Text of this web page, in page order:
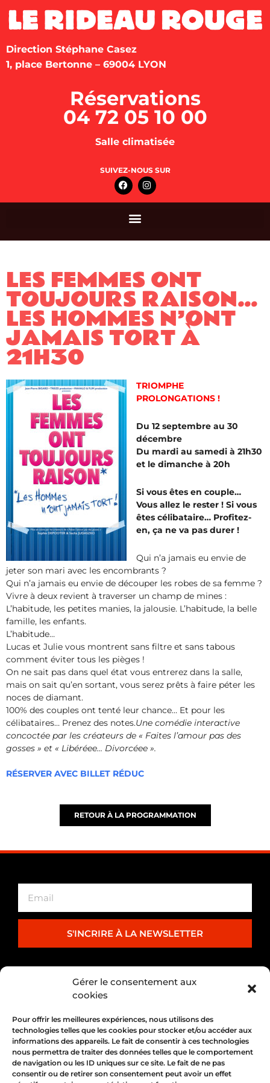
Gérer le consentement aux
cookies
Pour offrir les meilleures expériences, nous utilisons des
technologies telles que les cookies pour stocker et/ou accéder aux
informations des appareils. Le fait de consentir à ces technologies
nous permettra de traiter des données telles que le comportement
de navigation ou les ID uniques sur ce site. Le fait de ne pas
consentir ou de retirer son consentement peut avoir un effet
Direction Stéphane Casez
1, place Bertonne – 69004 LYON
Réservations
04 72 05 10 00
Salle climatisée
SUIVEZ-NOUS SUR
LES FEMMES ONT
TOUJOURS RAISON…
LES HOMMES N’ONT
JAMAIS TORT À
21H30
TRIOMPHE
PROLONGATIONS !
Du 12 septembre au 30
décembre
Du mardi au samedi à 21h30
et le dimanche à 20h
Si vous êtes en couple…
Vous allez le rester ! Si vous
êtes célibataire… Profitez-
en, ça ne va pas durer !
Qui n’a jamais eu envie de
jeter son mari avec les encombrants ?
Qui n’a jamais eu envie de découper les robes de sa femme ?
Vivre à deux revient à traverser un champ de mines :
L’habitude, les petites manies, la jalousie. L’habitude, la belle
famille, les enfants.
L’habitude…
Lucas et Julie vous montrent sans filtre et sans tabous
comment éviter tous les pièges !
On ne sait pas dans quel état vous entrerez dans la salle,
mais on sait qu’en sortant, vous serez prêts à faire péter les
noces de diamant.
100% des couples ont tenté leur chance… Et pour les
célibataires… Prenez des notes.Une comédie interactive
concoctée par les créateurs de « Faites l’amour pas des
gosses » et « Libéréee… Divorcéee ».
RÉSERVER AVEC BILLET RÉDUC
RETOUR À LA PROGRAMMATION
S'INCRIRE À LA NEWSLETTER
PARTENARIAT